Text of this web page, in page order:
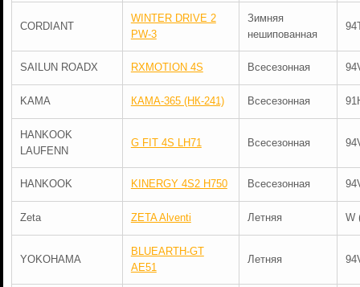
CORDIANT
WINTER DRIVE 2
PW-3
Зимняя
нешипованная
SAILUN ROADX RXMOTION 4S Всесезонная
KAMA КАМА-365 (НК-241) Всесезонная
HANKOOK
LAUFENN
G FIT 4S LH71 Всесезонная
HANKOOK KINERGY 4S2 H750 Всесезонная
Zeta ZETA Alventi Летняя W
YOKOHAMA
BLUEARTH-GT
AE51
Летняя